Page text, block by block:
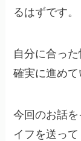
るはずです。
自分に合っ
確実に進めて
今回のお話
イフを送って